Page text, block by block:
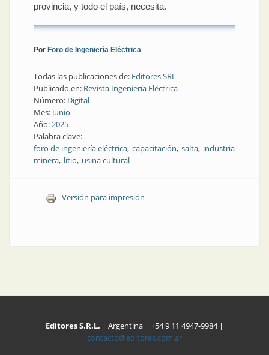
provincia, y todo el país, necesita.
Por Foro de Ingeniería Eléctrica
Todas las publicaciones de: Editores SRL
Publicado en: Revista Ingeniería Eléctrica
Número: Digital
Mes: Junio
Año:2025
Palabra clave:
foro de ingeniería eléctrica capacitación salta industria
minera litio usina cultural
Versión para impresión
Editores S.R.L. | Argentina | +54 9 11 4947-9984 |
contacto@editores.com.ar